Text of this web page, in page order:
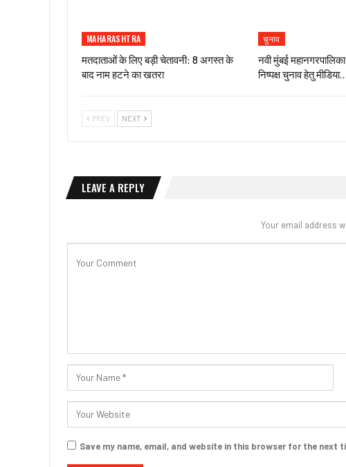
MAHARASHTRA
मतदाताओं के लिए बड़ी चेतावनी: 8 अगस्त के
बाद नाम हटने का खतरा
चुनाव
नवी मुंबई
निष्पक्ष चुनाव हेतु मीडिया…
PREV NEXT
LEAVE A REPLY
Your email address
Save my name, email, and website in this browser for the next